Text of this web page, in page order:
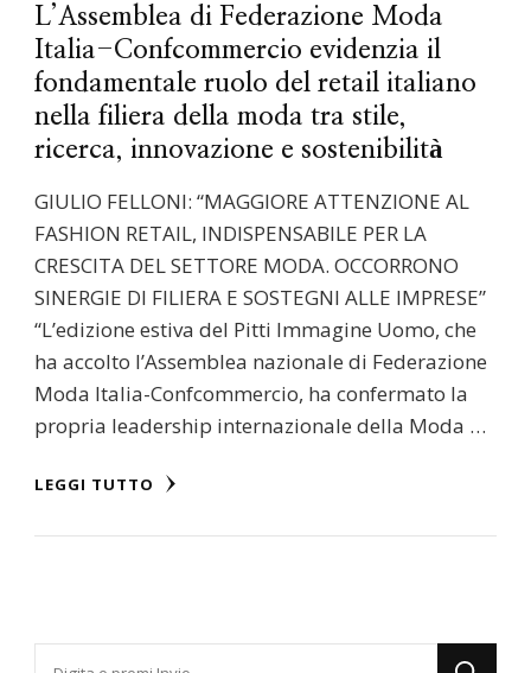
L’Assemblea di Federazione Moda
Italia-Confcommercio evidenzia il
fondamentale ruolo del retail italiano
nella filiera della moda tra stile,
ricerca, innovazione e sostenibilità
GIULIO FELLONI: “MAGGIORE ATTENZIONE AL
FASHION RETAIL, INDISPENSABILE PER LA
CRESCITA DEL SETTORE MODA. OCCORRONO
SINERGIE DI FILIERA E SOSTEGNI ALLE IMPRESE”
“L’edizione estiva del Pitti Immagine Uomo, che
ha accolto l’Assemblea nazionale di Federazione
Moda Italia-Confcommercio, ha confermato la
propria leadership internazionale della Moda …
LEGGI TUTTO